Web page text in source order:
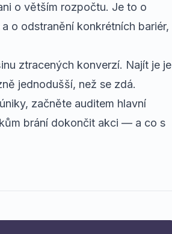
o větším rozpočtu. Je to o
o odstranění konkrétních bariér,
ztracených konverzí. Najít je je
jednodušší, než se zdá.
začněte auditem hlavní
brání dokončit akci — a co s